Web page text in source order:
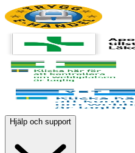
Hjälp och support